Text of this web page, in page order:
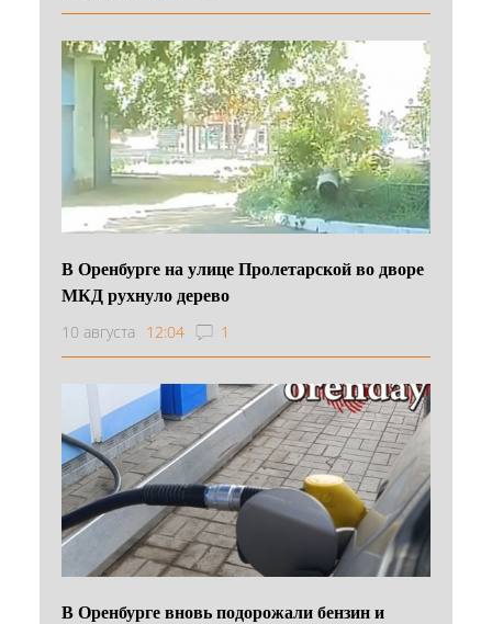
В Оренбурге на улице Пролетарской во дворе
МКД рухнуло дерево
10 августа 12:04 1
В Оренбурге вновь подорожали бензин и